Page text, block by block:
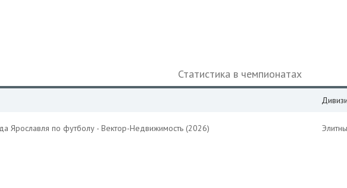
Статистика в чемпионатах
Ярославля по футболу - Вектор-Недвижимость (2026)